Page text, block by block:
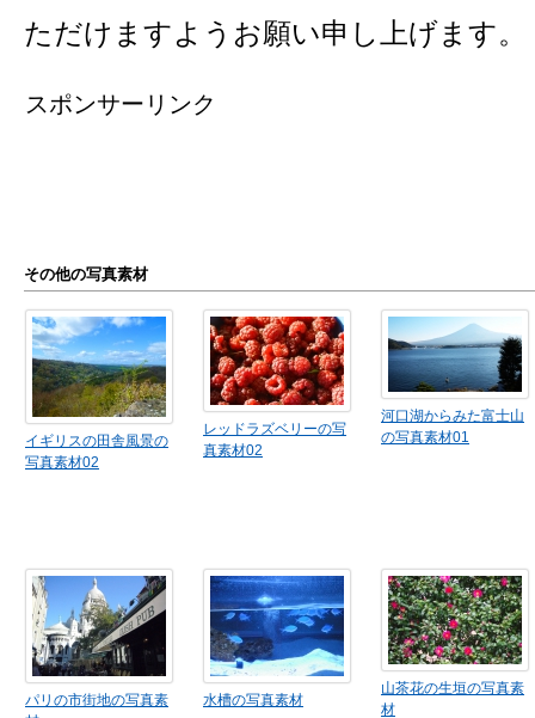
ただけますようお願い申し上げます。
スポンサーリンク
その他の写真素材
イギリスの田舎風景の
写真素材02
レッドラズベリーの写
真素材02
河口湖からみた富士山
の写真素材01
パリの市街地の写真素
水槽の写真素材
山茶花の生垣の写真素
材